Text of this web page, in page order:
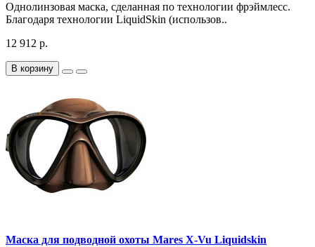
Однолинзовая маска, сделанная по технологии фрэймлесс.
Благодаря технологии LiquidSkin (использов..
12 912 р.
В корзину
Маска для подводной охоты Mares X-Vu Liquidskin